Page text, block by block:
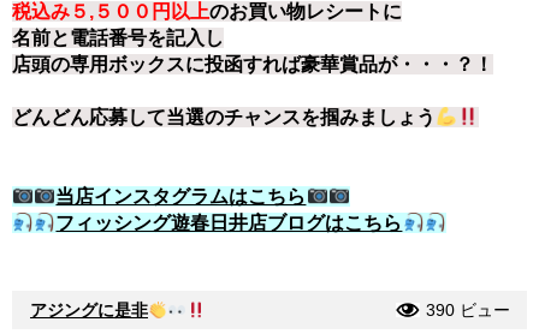
税込み５,５００円以上のお買い物レシートに
名前と電話番号を記入し
店頭の専用ボックスに投函すれば豪華賞品が・・・？！
どんどん応募して当選のチャンスを掴みましょう
当店インスタグラムはこちら
フィッシング遊春日井店ブログはこちら
アジングに是非 390 ビュー